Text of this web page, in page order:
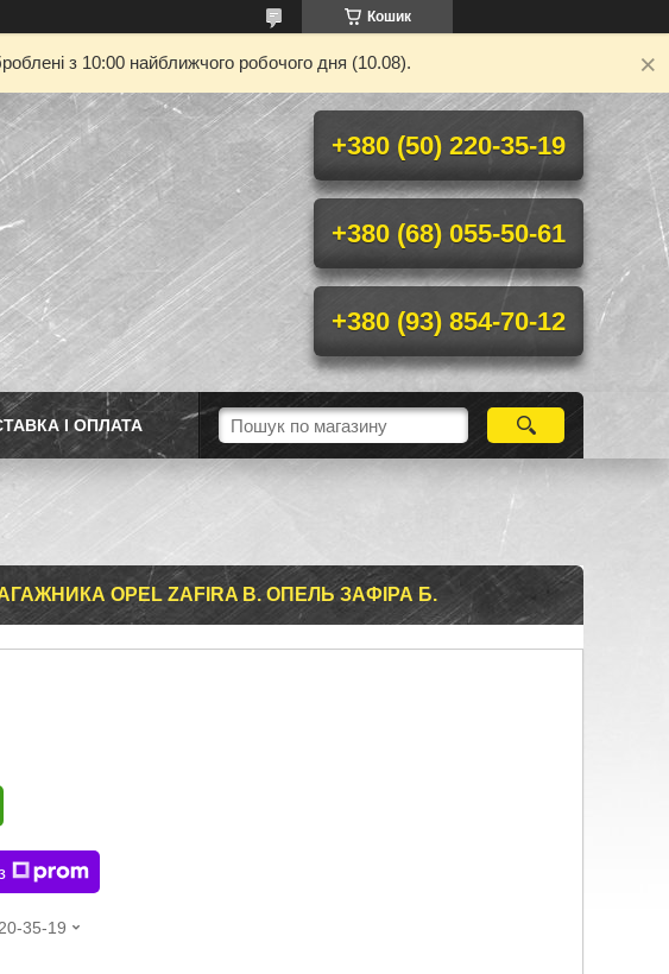
Кошик
з 10:00 найближчого робочого дня (10.08).
+380 (50) 220-35-19
+380 (68) 055-50-61
+380 (93) 854-70-12
І ОПЛАТА
OPEL ZAFIRA B. ОПЕЛЬ ЗАФІРА Б.
35-19